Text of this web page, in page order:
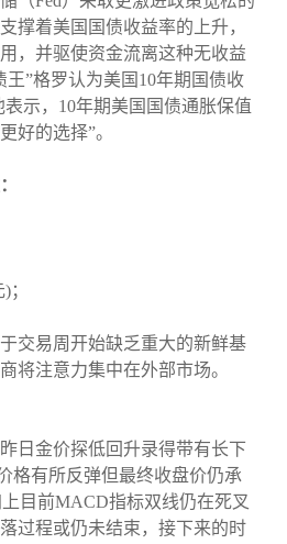
撑着美国国债收益率的上升，
，并驱使资金流离这种无收益
王”格罗认为美国10年期国债收
示，10年期美国国债通胀保值
好的选择”。
交易周开始缺乏重大的新鲜基
将注意力集中在外部市场。
日金价探低回升录得带有长下
格有所反弹但最终收盘价仍承
目前MACD指标双线仍在死叉
过程或仍未结束，接下来的时